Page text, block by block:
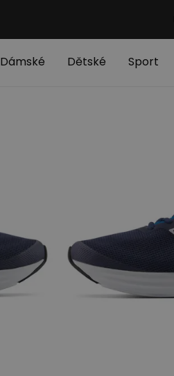
Dámské Dětské Sport